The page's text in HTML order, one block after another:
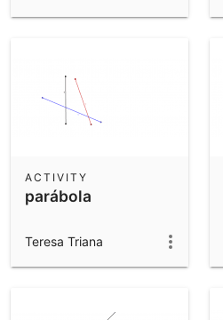
parábola
ACTIVITY
Teresa Triana